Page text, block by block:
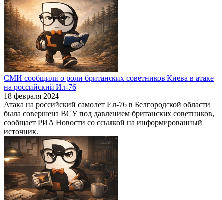
СМИ сообщили о роли британских советников Киева в атаке
на российский Ил-76
18 февраля 2024
Атака на российский самолет Ил-76 в Белгородской области
была совершена ВСУ под давлением британских советников,
сообщает РИА Новости со ссылкой на информированный
источник.